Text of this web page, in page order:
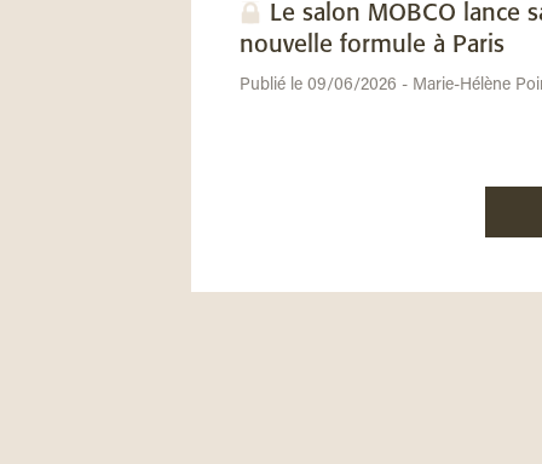
Le salon MOBCO lance
nouvelle formule à Paris
Publié le 09/06/2026 - Marie-Hélène